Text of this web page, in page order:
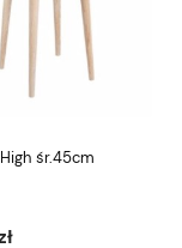
śr.45cm